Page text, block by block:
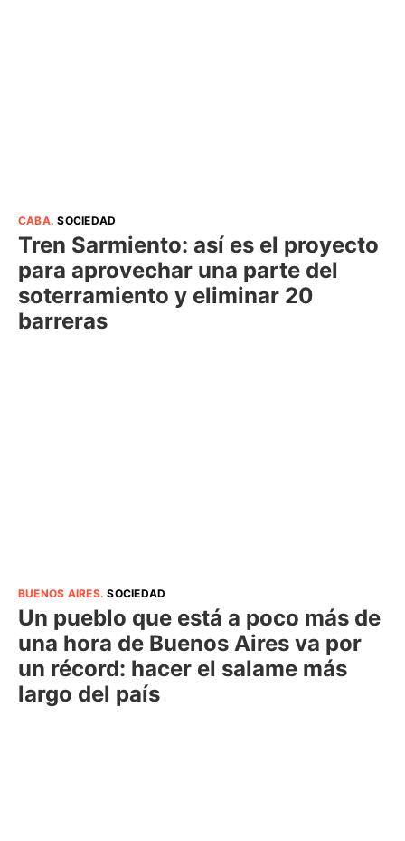
CABA.SOCIEDAD
Tren Sarmiento: así es el proyecto
para aprovechar una parte del
soterramiento y eliminar 20
barreras
BUENOS AIRES.SOCIEDAD
Un pueblo que está a poco más de
una hora de Buenos Aires va por
un récord: hacer el salame más
largo del país